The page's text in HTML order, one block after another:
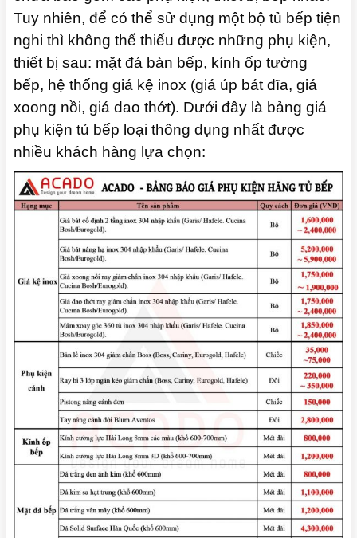
Tuy nhiên, để có thể sử dụng một bộ tủ bếp tiện
nghi thì không thể thiếu được những phụ kiện,
thiết bị sau: mặt đá bàn bếp, kính ốp tường
bếp, hệ thống giá kệ inox (giá úp bát đĩa, giá
xoong nồi, giá dao thớt). Dưới đây là bảng giá
phụ kiện tủ bếp loại thông dụng nhất được
nhiều khách hàng lựa chọn: